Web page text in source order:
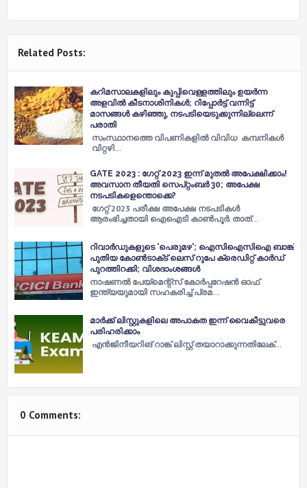
Related Posts:
കറിമസാല‍കളിലും കുപ്പിവെള്ളത്തിലും ഉയര്‍ന്ന
അളവില്‍ കീടനാശിനികള്‍; റിപ്പോര്‍ട്ട് വന്നിട്ട്
മാസങ്ങള്‍ കഴിഞ്ഞു, നടപടിയെടുക്കുന്നില്ലെന്ന്
പരാതി
സംസ്ഥാനത്തെ വിപണികളില്‍ വിവിധ കമ്പനികൾ
വിറ്റഴി…
GATE 2023 : ​​ഗേറ്റ് 2023 ഇന്ന് മുതൽ അപേക്ഷിക്കാം!
അവസാന തീയതി സെപ്റ്റംബർ 30; അപേക്ഷ
നടപടികളെന്തൊക്കെ?
ഗേറ്റ് 2023 പരീക്ഷ അപേക്ഷ നടപടികൾ
ആരംഭിച്ചതായി ഐഐടി കാൺപൂർ. താത്…
റിവാര്‍ഡുകളുടെ 'പെരുമഴ'; ഐസിഐസിഐ ബാങ്ക്
പുതിയ കോണ്‍ടാക്‌ട് ലെസ് റുപേ ക്രെഡിറ്റ് കാര്‍ഡ്
പുറത്തിറക്കി; വിശദാംശങ്ങള്‍
നാഷണല്‍ പേയ്‌മെന്റ്‌സ് കോര്‍പ്പറേഷന്‍ ഓഫ്
ഇന്ത്യയുമായി സഹകരിച്ച്‌ പ്രമ…
മാര്‍ക്ക് ലിസ്റ്റുകളിലെ അപാകത ഇന്ന്​ വൈകീട്ടുവരെ
പരിഹരിക്കാം
എ​ന്‍​ജി​നീ​യ​റി​ങ്​ റാ​ങ്ക് ലി​സ്റ്റ് ത​യാ​റാ​ക്കു​ന്ന​തി​ലേ​ക്…
0 Comments: